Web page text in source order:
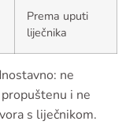
Prema uputi
liječnika
ne
i ne
s liječnikom.